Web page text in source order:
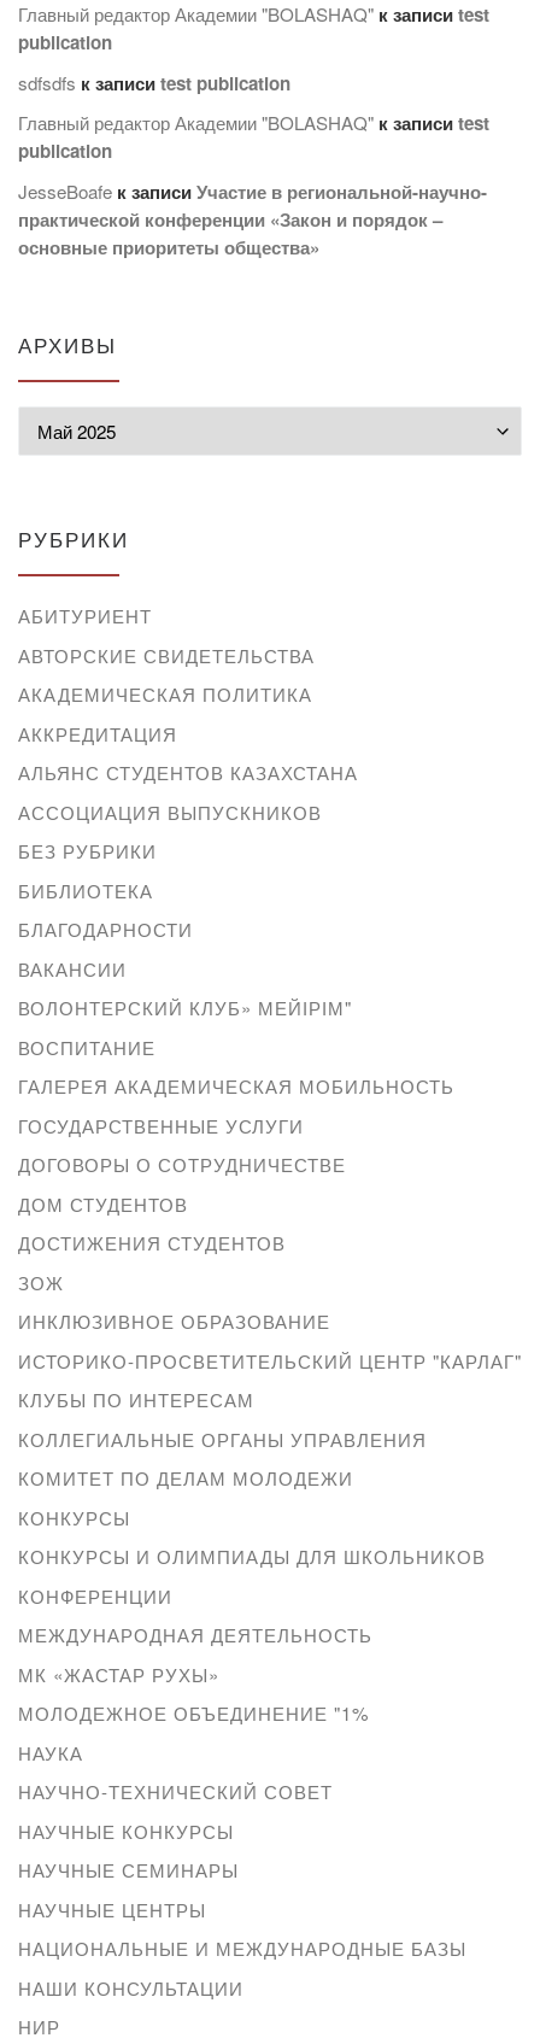
Главный редактор Академии "BOLASHAQ" к записиtest
publication
sdfsdfs к записиtest publication
Главный редактор Академии "BOLASHAQ" к записиtest
publication
JesseBoafe к записиУчастие в региональной-научно-
практической конференции «Закон и порядок –
основные приоритеты общества»
АРХИВЫ
РУБРИКИ
АБИТУРИЕНТ
АВТОРСКИЕ СВИДЕТЕЛЬСТВА
АКАДЕМИЧЕСКАЯ ПОЛИТИКА
АККРЕДИТАЦИЯ
АЛЬЯНС СТУДЕНТОВ КАЗАХСТАНА
АССОЦИАЦИЯ ВЫПУСКНИКОВ
БЕЗ РУБРИКИ
БИБЛИОТЕКА
БЛАГОДАРНОСТИ
ВАКАНСИИ
ВОЛОНТЕРСКИЙ КЛУБ» МЕЙІРІМ"
ВОСПИТАНИЕ
ГАЛЕРЕЯ АКАДЕМИЧЕСКАЯ МОБИЛЬНОСТЬ
ГОСУДАРСТВЕННЫЕ УСЛУГИ
ДОГОВОРЫ О СОТРУДНИЧЕСТВЕ
ДОМ СТУДЕНТОВ
ДОСТИЖЕНИЯ СТУДЕНТОВ
ЗОЖ
ИНКЛЮЗИВНОЕ ОБРАЗОВАНИЕ
ИСТОРИКО-ПРОСВЕТИТЕЛЬСКИЙ ЦЕНТР "КАРЛАГ"
КЛУБЫ ПО ИНТЕРЕСАМ
КОЛЛЕГИАЛЬНЫЕ ОРГАНЫ УПРАВЛЕНИЯ
КОМИТЕТ ПО ДЕЛАМ МОЛОДЕЖИ
КОНКУРСЫ
КОНКУРСЫ И ОЛИМПИАДЫ ДЛЯ ШКОЛЬНИКОВ
КОНФЕРЕНЦИИ
МЕЖДУНАРОДНАЯ ДЕЯТЕЛЬНОСТЬ
МК «ЖАСТАР РУХЫ»
МОЛОДЕЖНОЕ ОБЪЕДИНЕНИЕ "1%
НАУКА
НАУЧНО-ТЕХНИЧЕСКИЙ СОВЕТ
НАУЧНЫЕ КОНКУРСЫ
НАУЧНЫЕ СЕМИНАРЫ
НАУЧНЫЕ ЦЕНТРЫ
НАЦИОНАЛЬНЫЕ И МЕЖДУНАРОДНЫЕ БАЗЫ
НАШИ КОНСУЛЬТАЦИИ
НИР